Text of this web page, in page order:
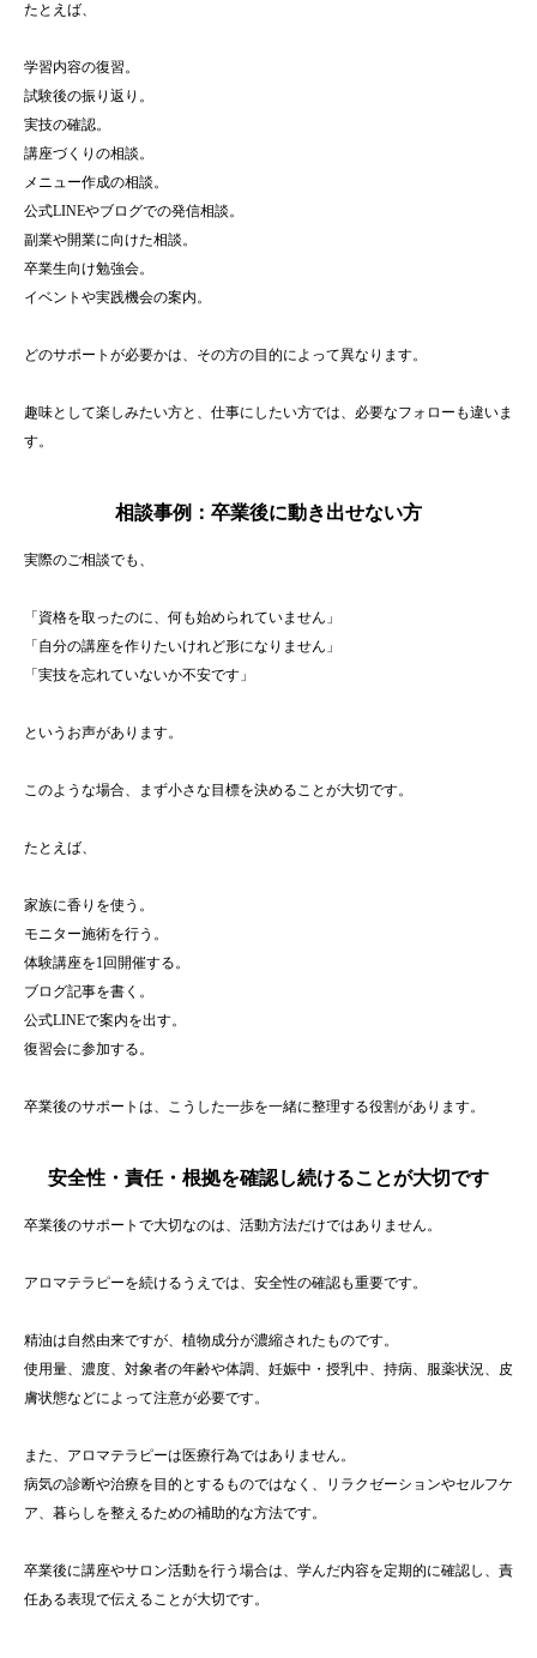
たとえば、
学習内容の復習。
試験後の振り返り。
実技の確認。
講座づくりの相談。
メニュー作成の相談。
公式LINEやブログでの発信相談。
副業や開業に向けた相談。
卒業生向け勉強会。
イベントや実践機会の案内。
どのサポートが必要かは、その方の目的によって異なります。
趣味として楽しみたい方と、仕事にしたい方では、必要なフォローも違いま
す。
相談事例：卒業後に動き出せない方
実際のご相談でも、
「資格を取ったのに、何も始められていません」
「自分の講座を作りたいけれど形になりません」
「実技を忘れていないか不安です」
というお声があります。
このような場合、まず小さな目標を決めることが大切です。
たとえば、
家族に香りを使う。
モニター施術を行う。
体験講座を1回開催する。
ブログ記事を書く。
公式LINEで案内を出す。
復習会に参加する。
卒業後のサポートは、こうした一歩を一緒に整理する役割があります。
安全性・責任・根拠を確認し続けることが大切です
卒業後のサポートで大切なのは、活動方法だけではありません。
アロマテラピーを続けるうえでは、安全性の確認も重要です。
精油は自然由来ですが、植物成分が濃縮されたものです。
使用量、濃度、対象者の年齢や体調、妊娠中・授乳中、持病、服薬状況、皮
膚状態などによって注意が必要です。
また、アロマテラピーは医療行為ではありません。
病気の診断や治療を目的とするものではなく、リラクゼーションやセルフケ
ア、暮らしを整えるための補助的な方法です。
卒業後に講座やサロン活動を行う場合は、学んだ内容を定期的に確認し、責
任ある表現で伝えることが大切です。